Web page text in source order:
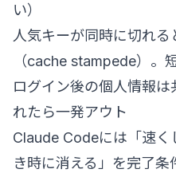
い）
人気キーが同時に切れ
（cache stampede）。
ログイン後の個人情報
れたら一発アウト
Claude Codeには「速く
き時に消える」を完了条